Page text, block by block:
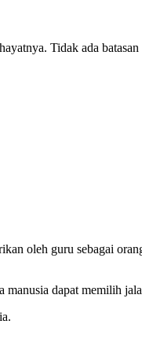
Tidak ada
oleh guru sebagai
manusia dapat memilih